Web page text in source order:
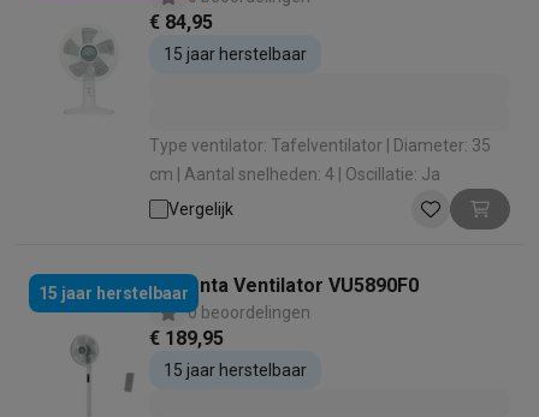
€ 84,95
15 jaar herstelbaar
Type ventilator: Tafelventilator | Diameter: 35
cm | Aantal snelheden: 4 | Oscillatie: Ja
Vergelijk
15 jaar herstelbaarRowenta Ventilator VU5890F0
0 beoordelingen
€ 189,95
15 jaar herstelbaar